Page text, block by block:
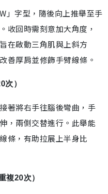
」字型，隨後向上推舉至手
收回時需刻意加大角度，
在啟動三角肌與上斜方
善厚肩並修飾手臂線條。
次）
著將右手往腦後彎曲，手
，兩側交替進行。此舉能
條，有助拉展上半身比
複20次）